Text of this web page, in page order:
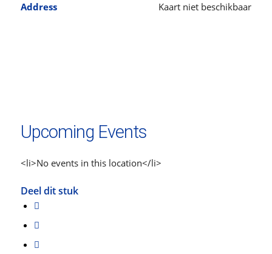
Kaart niet beschikbaar
Address
Upcoming Events
<li>No events in this location</li>
Deel dit stuk